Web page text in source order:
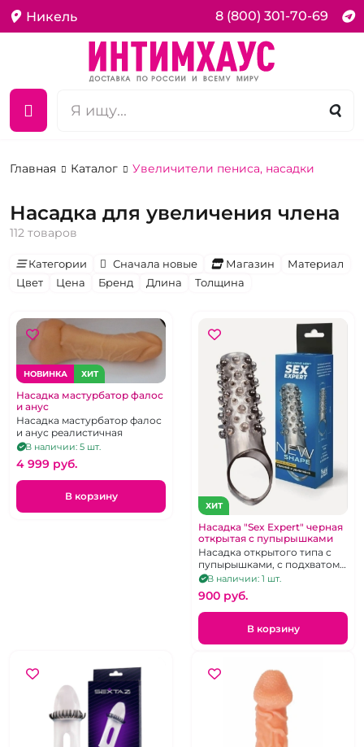
Никель 8 (800) 301-70-69
Главная Каталог Увеличители пениса, насадки
Насадка для увеличения члена
112 товаров
Категории Сначала новые Магазин
Материал
Цвет
Цена Бренд Длина Толщина
НОВИНКА ХИТ
Насадка мастурбатор фалос
и анус
Насадка мастурбатор фалос
и анус реалистичная
В наличии: 5 шт.
4 999 pуб.
В корзину
ХИТ
Насадка "Sex Expert" черная
открытая с пупырышками
Насадка открытого типа с
пупырышками, с подхватом
для мошонки.
В наличии: 1 шт.
900 pуб.
В корзину